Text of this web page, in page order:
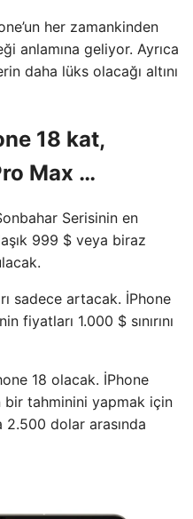
her zamankinden
anlamına geliyor. Ayrıca
daha lüks olacağı altını
18 kat,
Max …
Serisinin en
999 $ veya biraz
sadece artacak. İPhone
fiyatları 1.000 $ sınırını
18 olacak. İPhone
bir tahminini yapmak için
dolar arasında